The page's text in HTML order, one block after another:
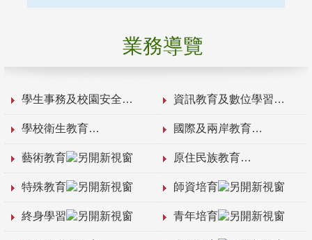
業務導覽
學生事務及校園安全 資訊教育及數位學習
學校衛生教育 國際及兩岸教育
藝術教育 原住民族教育
特殊教育 師資培育
終身學習 青年培育